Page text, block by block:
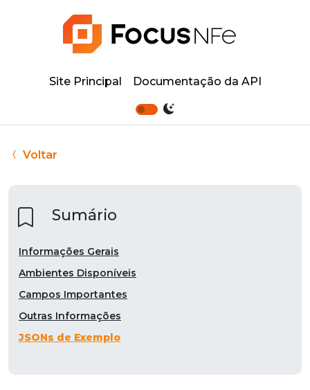
Site Principal Documentação da API
Voltar
Sumário
Informações Gerais
Ambientes Disponíveis
Campos Importantes
Outras Informações
JSONs de Exemplo